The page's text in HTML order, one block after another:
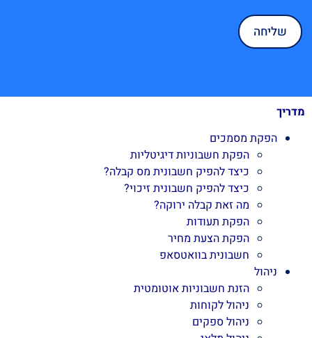
מדריך
הפקת מסמכים
הפקת חשבוניות דיגיטליות
כיצד להפיק חשבונית מס קבלה?
כיצד להפיק חשבונית זיכוי?
מה זאת קבלה ירוקה?
הפקת תעודות
הפקת הצעת מחיר
חשבונית בוואטסאפ
ניהול
הזנת חשבוניות אוטומטית
ניהול לקוחות
ניהול ספקים